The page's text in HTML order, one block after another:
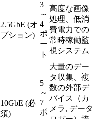
2.5GbE (オ
プション)
3
～
4
ポ
ー
ト
高度な画像
処理、低消
費電力での
常時稼働監
視システム
10GbE (必
須)
5
～
7
ポ
大量のデー
タ収集、複
数の外部デ
バイス（カ
メラ, データ